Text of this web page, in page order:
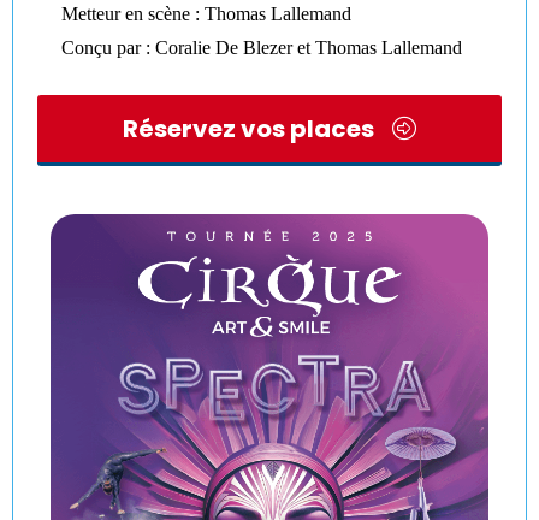
Metteur en scène : Thomas Lallemand
Conçu par : Coralie De Blezer et Thomas Lallemand
Réservez vos places